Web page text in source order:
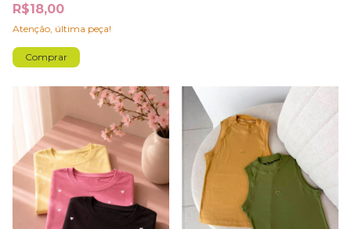
R$18,00
Atenção, última peça!
Comprar